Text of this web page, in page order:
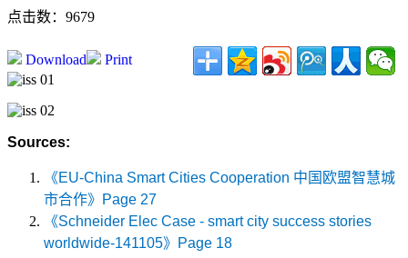
点击数：9679
Print
Download
Sources:
《EU-China Smart Cities Cooperation 中国欧盟智慧城
市合作》 Page 27
《Schneider Elec Case - smart city success stories
worldwide-141105》 Page 18